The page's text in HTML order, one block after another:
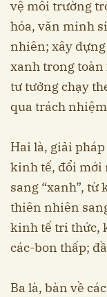
vệ môi trường
hóa, văn minh
nhiên; xây
xanh trong toàn
tư tưởng chạy
qua trách
Hai là, giải
kinh tế, đổi mới
sang “xanh”,
thiên nhiên
kinh tế tri thức,
các-bon thấp;
Ba là, bàn về